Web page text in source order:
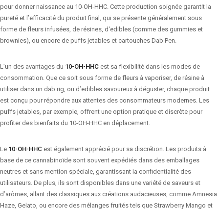
pour donner naissance au 10-OH-HHC. Cette production soignée garantit la
pureté et l’efficacité du produit final, qui se présente généralement sous
forme de fleurs infusées, de résines, d'edibles (comme des gummies et
brownies), ou encore de puffs jetables et cartouches Dab Pen.
L’un des avantages du 10-OH-HHC est sa flexibilité dans les modes de
consommation. Que ce soit sous forme de fleurs à vaporiser, de résine à
utiliser dans un dab rig, ou d’edibles savoureux à déguster, chaque produit
est conçu pour répondre aux attentes des consommateurs modernes. Les
puffs jetables, par exemple, offrent une option pratique et discrète pour
profiter des bienfaits du 10-OH-HHC en déplacement.
Le 10-OH-HHC est également apprécié pour sa discrétion. Les produits à
base de ce cannabinoïde sont souvent expédiés dans des emballages
neutres et sans mention spéciale, garantissant la confidentialité des
utilisateurs. De plus, ils sont disponibles dans une variété de saveurs et
d’arômes, allant des classiques aux créations audacieuses, comme Amnesia
Haze, Gelato, ou encore des mélanges fruités tels que Strawberry Mango et